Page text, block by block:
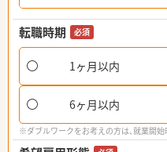
転職時期 必須
1ヶ月以内
6ヶ月以内
※ダブルワークをお考えの方は、就業開